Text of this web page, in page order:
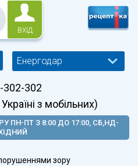
ВХІД
Енергодар
302-302
з мобільних)
ПН-ПТ З 8:00 ДО 17:00, СБ,НД-
зору